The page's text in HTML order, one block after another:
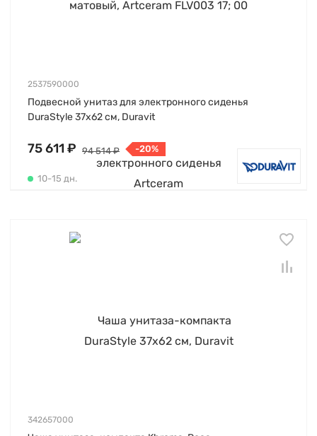
2537590000
Подвесной унитаз для электронного сиденья
DuraStyle 37х62 см, Duravit
75 611 ₽ 94 514 ₽ -20%
10-15 дн.
342657000